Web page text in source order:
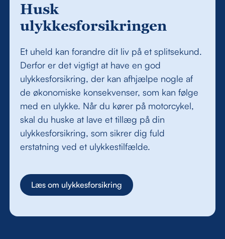
Husk
ulykkesforsikringen
Et uheld kan forandre dit liv på et splitsekund.
Derfor er det vigtigt at have en god
ulykkesforsikring, der kan afhjælpe nogle af
de økonomiske konsekvenser, som kan følge
med en ulykke. Når du kører på motorcykel,
skal du huske at lave et tillæg på din
ulykkesforsikring, som sikrer dig fuld
erstatning ved et ulykkestilfælde.
Læs om ulykkesforsikring